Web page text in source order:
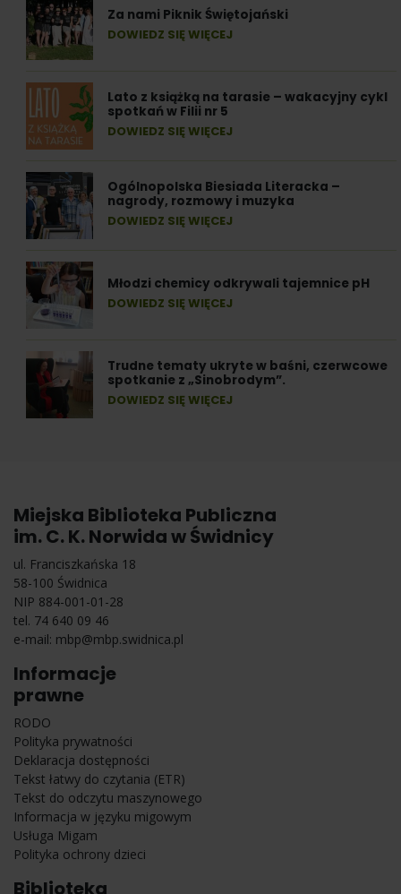
Za nami Piknik Świętojański
DOWIEDZ SIĘ WIĘCEJ
Lato z książką na tarasie – wakacyjny cykl
spotkań w Filii nr 5
DOWIEDZ SIĘ WIĘCEJ
Ogólnopolska Biesiada Literacka –
nagrody, rozmowy i muzyka
DOWIEDZ SIĘ WIĘCEJ
Młodzi chemicy odkrywali tajemnice pH
DOWIEDZ SIĘ WIĘCEJ
Trudne tematy ukryte w baśni, czerwcowe
spotkanie z „Sinobrodym”.
DOWIEDZ SIĘ WIĘCEJ
Miejska Biblioteka Publiczna
im. C. K. Norwida w Świdnicy
ul. Franciszkańska 18
58-100 Świdnica
NIP 884-001-01-28
tel. 74 640 09 46
e-mail: mbp@mbp.swidnica.pl
Informacje
prawne
RODO
Polityka prywatności
Deklaracja dostępności
Tekst łatwy do czytania (ETR)
Tekst do odczytu maszynowego
Informacja w języku migowym
Usługa Migam
Polityka ochrony dzieci
Biblioteka